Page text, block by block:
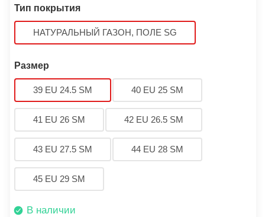
Тип покрытия
НАТУРАЛЬНЫЙ ГАЗОН, ПОЛЕ SG
Размер
39 EU 24.5 SM 40 EU 25 SM
41 EU 26 SM 42 EU 26.5 SM
43 EU 27.5 SM 44 EU 28 SM
45 EU 29 SM
В наличии